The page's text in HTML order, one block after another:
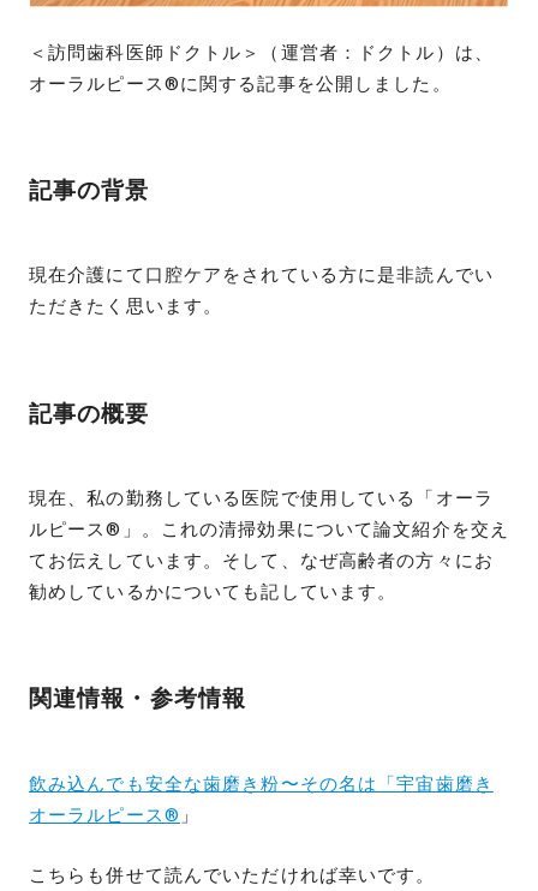
＜訪問歯科医師ドクトル＞（運営者：ドクトル）は、
オーラルピース®︎に関する記事を公開しました。
記事の背景
現在介護にて口腔ケアをされている方に是非読んでい
ただきたく思います。
記事の概要
現在、私の勤務している医院で使用している「オーラ
ルピース®︎」。これの清掃効果について論文紹介を交え
てお伝えしています。そして、なぜ高齢者の方々にお
勧めしているかについても記しています。
関連情報・参考情報
飲み込んでも安全な歯磨き粉〜その名は「宇宙歯磨き
オーラルピース®︎ 」
こちらも併せて読んでいただければ幸いです。